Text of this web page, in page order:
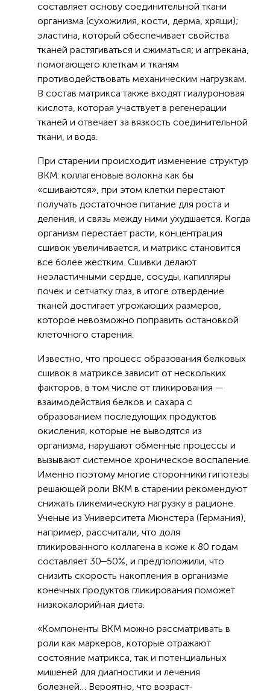
составляет основу соединительной ткани
организма (сухожилия, кости, дерма, хрящи);
эластина, который обеспечивает свойства
тканей растягиваться и сжиматься; и аггрекана,
помогающего клеткам и тканям
противодействовать механическим нагрузкам.
В состав матрикса также входят гиалуроновая
кислота, которая участвует в регенерации
тканей и отвечает за вязкость соединительной
ткани, и вода.
При старении происходит изменение структур
ВКМ: коллагеновые волокна как бы
«сшиваются», при этом клетки перестают
получать достаточное питание для роста и
деления, и связь между ними ухудшается. Когда
организм перестает расти, концентрация
сшивок увеличивается, и матрикс становится
все более жестким. Сшивки делают
неэластичными сердце, сосуды, капилляры
почек и сетчатку глаз, в итоге отвердение
тканей достигает угрожающих размеров,
которое невозможно поправить остановкой
клеточного старения.
Известно, что процесс образования белковых
сшивок в матриксе зависит от нескольких
факторов, в том числе от гликирования —
взаимодействия белков и сахара с
образованием последующих продуктов
окисления, которые не выводятся из
организма, нарушают обменные процессы и
вызывают системное хроническое воспаление.
Именно поэтому многие сторонники гипотезы
решающей роли ВКМ в старении рекомендуют
снижать гликемическую нагрузку в рационе.
Ученые из Университета Мюнстера (Германия),
например, рассчитали, что доля
гликированного коллагена в коже к 80 годам
составляет 30‒50%, и предположили, что
снизить скорость накопления в организме
конечных продуктов гликирования поможет
низкокалорийная диета.
«Компоненты ВКМ можно рассматривать в
роли как маркеров, которые отражают
состояние матрикса, так и потенциальных
мишеней для диагностики и лечения
болезней… Вероятно, что возраст-